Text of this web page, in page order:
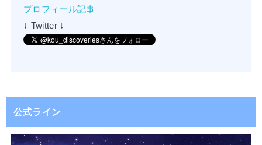
プロフィール記事
↓ Twitter ↓
公式ライン